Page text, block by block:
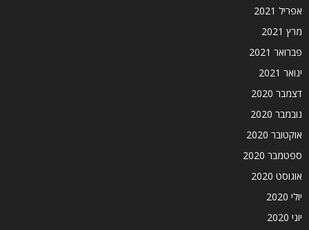
אפריל 2021
מרץ 2021
פברואר 2021
ינואר 2021
דצמבר 2020
נובמבר 2020
אוקטובר 2020
ספטמבר 2020
אוגוסט 2020
יולי 2020
יוני 2020